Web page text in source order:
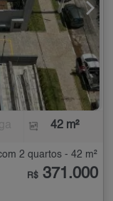
42 m²
2 quartos - 42 m²
R$ 371.000